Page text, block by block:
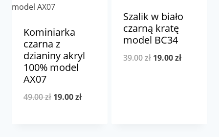
Kominiarka
czarna z
dzianiny akryl
100% model
AX07
49.00zł Pierwotna
19.00złAktualna
Szalik w biało
czarną kratę
model BC34
39.00zł Pierwotna
19.00złAktualna